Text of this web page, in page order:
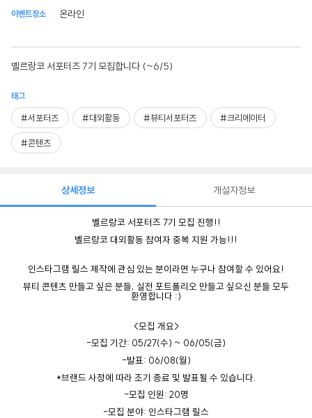
이벤트장소 온라인
벨르랑코 서포터즈 7기 모집합니다 (~6/5)
태그
#서포터즈 #대외활동 #뷰티서포터즈 #크리에이터
#콘텐츠
상세정보
벨르랑코 서포터즈 7기 모집 진행 !!
벨르랑코 대외활동 참여자 중복 지원 가능!!!
인스타그램 릴스 제작에 관심 있는 분이라면 누구나 참여할수 있어요!
뷰티 콘텐츠 만들고 싶은 분들, 실전 포트폴리오 만들고 싶으신 분들 모두
환영합니다 :)
<모집 개요>
-모집 기간: 05/27(수) ~ 06/05(금)
-발표: 06/08(월)
*브랜드 사정에 따라 조기 종료 및 발표될 수 있습니다
-모집 인원: 20명
-모집 분야: 인스타그램 릴스
개설자정보